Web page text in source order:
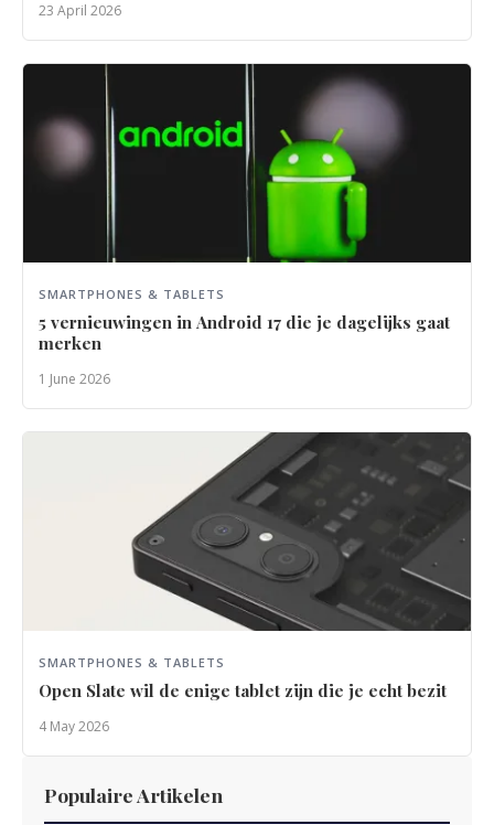
23 April 2026
SMARTPHONES & TABLETS
5 vernieuwingen in Android 17 die je dagelijks gaat
merken
1 June 2026
SMARTPHONES & TABLETS
Open Slate wil de enige tablet zijn die je echt bezit
4 May 2026
Populaire Artikelen